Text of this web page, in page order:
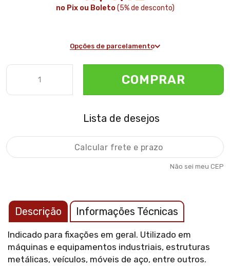
no Pix ou Boleto(5% de desconto)
Opções de parcelamento
COMPRAR
Lista de desejos
Não sei meu CEP
Descrição Informações Técnicas
Indicado para fixações em geral. Utilizado em
máquinas e equipamentos industriais, estruturas
metálicas, veículos, móveis de aço, entre outros.